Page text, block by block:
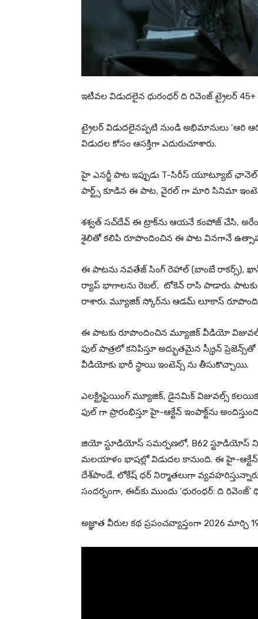
ఇటీవల విడుదలైన ధురంధర్ ది రివెంజ్ ట్రైలర్
ట్రైలర్ విడుదలైనప్పటి నుండి అభిమానులు ‘ఆరి
విడుదల కోసం ఆసక్తిగా ఎదురుచూశారు.
హై ఎనర్జీ పాట ఇప్పుడు T-సిరీస్ యూట్యూబ్
పార్ట్స్ కూడిన ఈ పాట, వైరల్ గా మారి సినిమా ఇంటెన్స్
శశ్వత్ సచ్‌దేవ్ ఈ ట్రాక్‌ను ఆయనే కంపోజ్ చేసి,
శైలితో కలిపి రూపొందించిన ఈ పాట వినగానే
ఈ పాటను నవతేజ్ సింగ్ రెహాల్ (బాంబే రాకర్స్),
ర్యాప్ భాగాలను రెబల్, టోకెన్ రాసి పాడారు.
రాశారు. మ్యూజిక్ స్కోర్‌ను ఆడమ్ లూకాస్
ఈ పాటకు రూపొందించిన మ్యూజిక్ వీడియో విజువల్
ఫుల్ పాత్రలో కనిపిస్తూ అద్భుతమైన స్క్రీన్
వీడియోకు భారీ స్థాయి ఇంటెన్స్ ను తీసుకొచ్చాయి.
ఎలక్ట్రిఫైయింగ్ మ్యూజిక్, డైనమిక్ విజువల్స్
ఫుల్ గా ప్రారంభిస్తూ హై-ఆక్టేన్ ఇంపాక్ట్‌ను
జియో స్టూడియోస్ సమర్పణలో, B62 స్టూడియోస్
మలయాళం భాషల్లో విడుదల కానుంది. ఈ హై-ఆక్టేన్
దేశ్‌పాండే, లోకేష్ ధర్ నిర్మాతలుగా
సందర్భంగా, ఈద్‌కు ముందు ‘ధురంధర్: ది
అజ్ఞాత వీరుల కథ ప్రపంచవ్యాప్తంగా 2026 మార్చి